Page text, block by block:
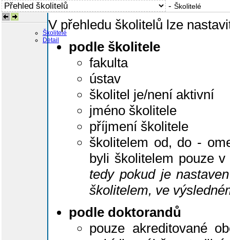
- Školitelé
Školitelé
Detail
V přehledu školitelů lze
podle školitele
fakulta
ústav
školitel je/není aktivní
jméno školitele
příjmení školitele
školitelem od, do -
byli školitelem pouze
tedy pokud je
školitelem, ve
podle doktorandů
pouze akreditované